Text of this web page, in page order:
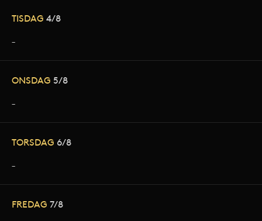
TISDAG 4/8
–
ONSDAG 5/8
–
TORSDAG 6/8
–
FREDAG 7/8